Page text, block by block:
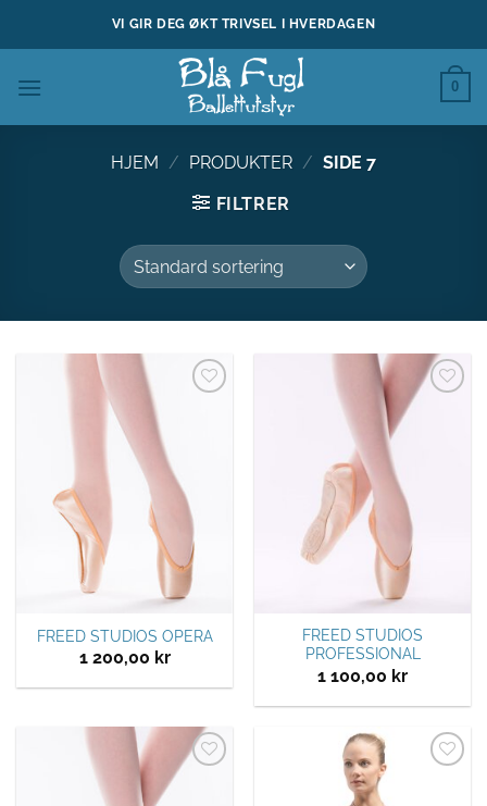
VI GIR DEG ØKT TRIVSEL I HVERDAGEN
0
HJEM / PRODUKTER / SIDE 7
FILTRER
FREED STUDIOS OPERA
1 200,00 kr
Legg til
ønskeliste
FREED STUDIOS
PROFESSIONAL
1 100,00 kr
Legg til
ønskeliste